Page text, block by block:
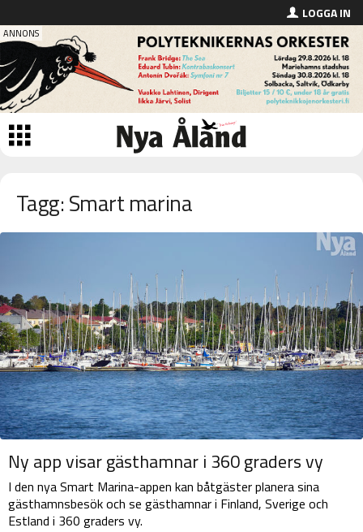
LOGGA IN
Tagg: Smart marina
Ny app visar gästhamnar i 360 graders vy
I den nya Smart Marina-appen kan båtgäster planera sina
gästhamnsbesök och se gästhamnar i Finland, Sverige och
Estland i 360 graders vy.